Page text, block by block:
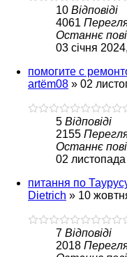
10 Відповіді
4061
Останнє
03 січня
помогите с
artëm08 » 02
5 Відповіді
2155
Останнє
02
питання по
Dietrich » 10
7 Відповіді
2018